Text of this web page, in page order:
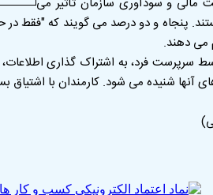
می دهند.
فرد، به اشتراک گذاری
شنیده می شود. کارمندان با اشتیاق